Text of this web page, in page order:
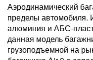
Аэродинамический
пределы автомобиля.
алюминия и АБС-
данная модель
грузоподъемной на